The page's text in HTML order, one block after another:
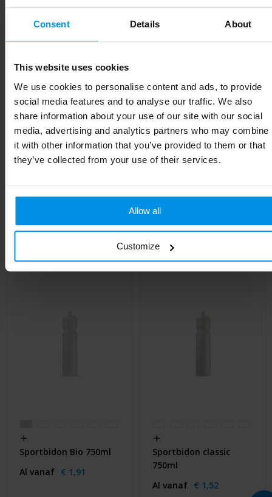
Consent Details About
This website uses cookies
We use cookies to personalise content and ads, to provide
social media features and to analyse our traffic. We also
share information about your use of our site with our social
media, advertising and analytics partners who may combine
it with other information that you’ve provided to them or that
they’ve collected from your use of their services.
Allow all
Customize
Merk Toppoint
Gewicht
Materiaal Bio PE
Diameter 7.3 cm
Kleur Wit / Wit
Gerelateerde producten
Sportbidon Bio 750ml
Al vanaf € 1,91
Sportbidon classic
750ml
Al vanaf € 1,52